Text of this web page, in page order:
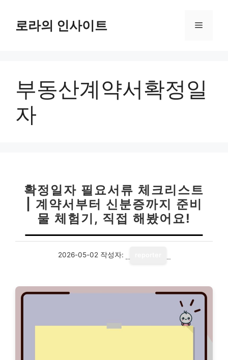
로라의 인사이트 메
부동산계약서확정일
자
확정일자 필요서류 체크리스트
| 계약서부터 신분증까지 준비
물 체험기, 직접 해봤어요!
2026-05-02 작성자: